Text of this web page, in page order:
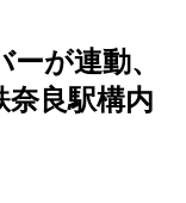
が連動、
良駅構内